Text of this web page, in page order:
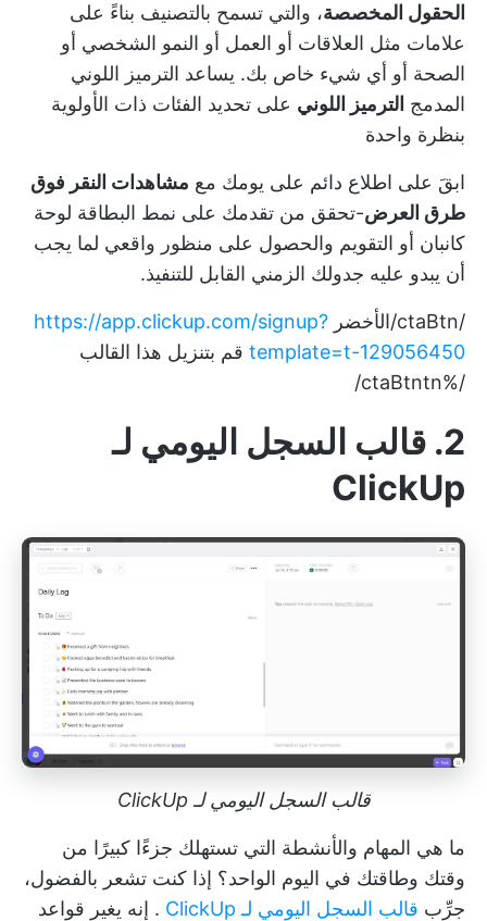
الحقول المخصصة، والتي تسمح بالتصنيف بناءً على
علامات مثل العلاقات أو العمل أو النمو الشخصي أو
الصحة أو أي شيء خاص بك. يساعد الترميز اللوني
المدمج الترميز اللوني على تحديد الفئات ذات الأولوية
بنظرة واحدة
ابقَ على اطلاع دائم على يومك مع مشاهدات النقر فوق
طرق العرض-تحقق من تقدمك على نمط البطاقة لوحة
كانبان أو التقويم والحصول على منظور واقعي لما يجب
أن يبدو عليه جدولك الزمني القابل للتنفيذ.
/ctaBtn/الأخضر
https://app.clickup.com/signup?
template=t-129056450 قم بتنزيل هذا القالب
/%ctaBtntn/
2. قالب السجل اليومي لـ
ClickUp
قالب السجل اليومي لـ ClickUp
ما هي المهام والأنشطة التي تستهلك جزءًا كبيرًا من
وقتك وطاقتك في اليوم الواحد؟ إذا كنت تشعر بالفضول،
جرِّب قالب السجل اليومي لـ ClickUp
. إنه يغير قواعد